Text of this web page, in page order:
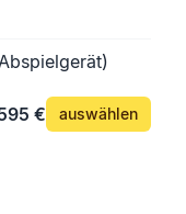
€ auswählen